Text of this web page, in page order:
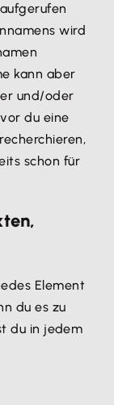
wird
kann aber
und/oder
du eine
schon für
Element
du es zu
du in jedem